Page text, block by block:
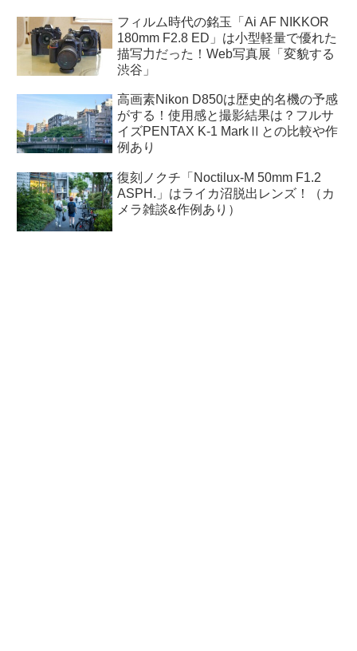
フィルム時代の銘玉「Ai AF NIKKOR
180mm F2.8 ED」は小型軽量で優れた
描写力だった！Web写真展「変貌する
渋谷」
高画素Nikon D850は歴史的名機の予感
がする！使用感と撮影結果は？フルサ
イズPENTAX K-1 MarkⅡとの比較や作
例あり
復刻ノクチ「Noctilux-M 50mm F1.2
ASPH.」はライカ沼脱出レンズ！（カ
メラ雑談&作例あり）